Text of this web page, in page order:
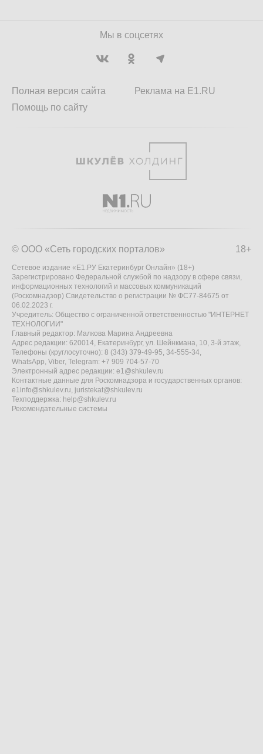
Мы в соцсетях
Полная версия сайта
Помощь по сайту
Реклама на E1.RU
18+
© ООО «Сеть городских порталов»
Сетевое издание «Е1.РУ Екатеринбург Онлайн» (18+)
Зарегистрировано Федеральной службой по надзору в сфере связи,
информационных технологий и массовых коммуникаций
(Роскомнадзор) Свидетельство о регистрации № ФС77-84675 от
06.02.2023 г.
Учредитель: Общество с ограниченной ответственностью "ИНТЕРНЕТ
ТЕХНОЛОГИИ"
Главный редактор: Малкова Марина Андреевна
Адрес редакции: 620014, Екатеринбург, ул. Шейнкмана, 10, 3-й этаж,
Телефоны (круглосуточно): 8 (343) 379-49-95, 34-555-34,
WhatsApp, Viber, Telegram: +7 909 704-57-70
Электронный адрес редакции: e1@shkulev.ru
Контактные данные для Роскомнадзора и государственных органов:
e1info@shkulev.ru, juristekat@shkulev.ru
Техподдержка: help@shkulev.ru
Рекомендательные системы